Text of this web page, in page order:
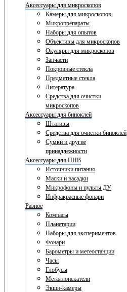
Аксессуары для микроскопов
Камеры для микроскопов
Микропрепараты
Наборы для опытов
Объективы для микроскопов
Окуляры для микроскопов
Запчасти
Покровные стекла
Предметные стекла
Литература
Средства для очистки
микроскопов
Аксессуары для биноклей
Штативы
Средства для очистки биноклей
Сумки и другие
принадлежности
Аксессуары для ПНВ
Источники питания
Маски и насадки
Микрофоны и пульты ДУ
Инфракрасные фонари
Разное
Компасы
Планетарии
Наборы для экспериментов
Фонари
Барометры и метеостанции
Часы
Глобусы
Металлоискатели
Экшн-камеры